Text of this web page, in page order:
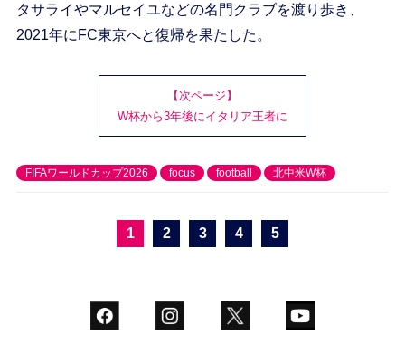
タサライやマルセイユなどの名門クラブを渡り歩き、
2021年にFC東京へと復帰を果たした。
【次ページ】
W杯から3年後にイタリア王者に
FIFAワールドカップ2026 focus football 北中米W杯
1 2 3 4 5